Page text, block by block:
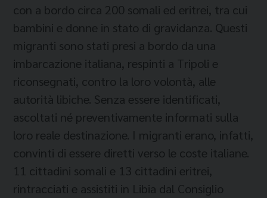
con a bordo circa 200 somali ed eritrei, tra cui
bambini e donne in stato di gravidanza. Questi
migranti sono stati presi a bordo da una
imbarcazione italiana, respinti a Tripoli e
riconsegnati, contro la loro volontà, alle
autorità libiche. Senza essere identificati,
ascoltati né preventivamente informati sulla
loro reale destinazione. I migranti erano, infatti,
convinti di essere diretti verso le coste italiane.
11 cittadini somali e 13 cittadini eritrei,
rintracciati e assistiti in Libia dal Consiglio